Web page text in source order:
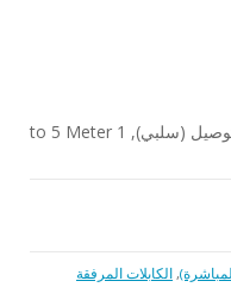
, الكابلات المرفقة